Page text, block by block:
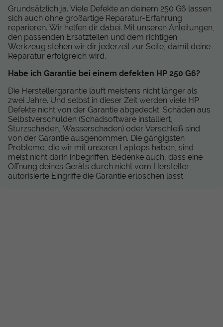
Grundsätzlich ja. Viele Defekte an deinem 250 G6 lassen
sich auch ohne großartige Reparatur-Erfahrung
reparieren. Wir helfen dir dabei. Mit unseren Anleitungen,
den passenden Ersatzteilen und dem richtigen
Werkzeug stehen wir dir jederzeit zur Seite, damit deine
Reparatur erfolgreich wird.
Habe ich Garantie bei einem defekten HP 250 G6?
Die Herstellergarantie läuft meistens nicht länger als
zwei Jahre. Und selbst in dieser Zeit werden viele HP
Defekte nicht von der Garantie abgedeckt. Schäden aus
Selbstverschulden (Schadsoftware installiert,
Sturzschaden, Wasserschaden) oder Verschleiß sind
von der Garantie ausgenommen. Die gängigsten
Probleme, die wir mit unseren Laptops haben, sind
meist nicht darin inbegriffen. Bedenke auch, dass eine
Öffnung deines Geräts durch nicht vom Hersteller
autorisierte Eingriffe die Garantie erlöschen lässt.